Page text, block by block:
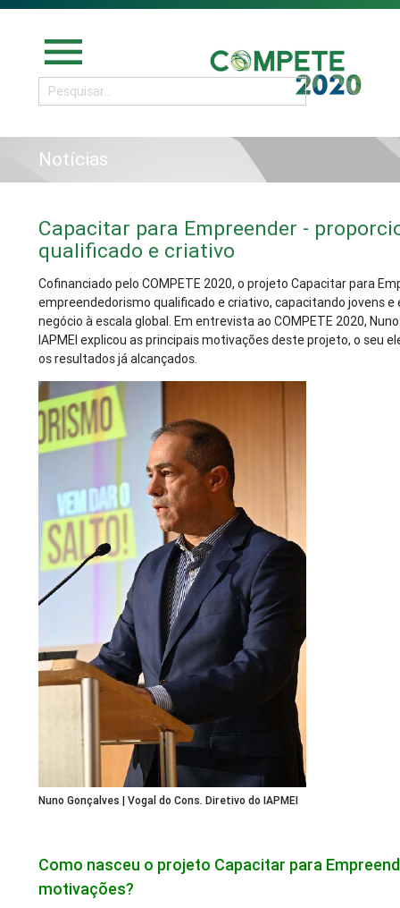
menu
Notícias
Capacitar para Empreender -
qualificado e criativo
Cofinanciado pelo COMPETE 2020, o projeto Capacitar para
empreendedorismo qualificado e criativo, capacitando jovens
negócio à escala global. Em entrevista ao COMPETE 2020,
IAPMEI explicou as principais motivações deste projeto, o seu
os resultados já alcançados.
Nuno Gonçalves | Vogal do Cons. Diretivo do IAPMEI
Como nasceu o projeto Capacitar para
motivações?